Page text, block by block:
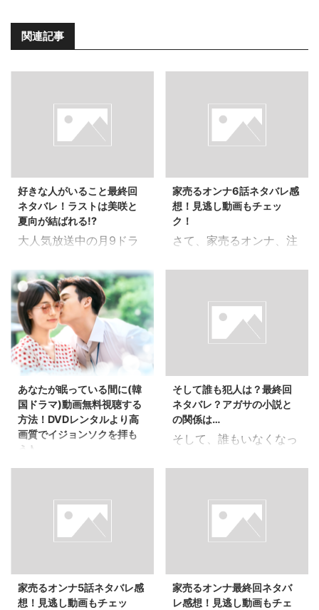
関連記事
好きな人がいること最終回
ネタバレ！ラストは美咲と
夏向が結ばれる!?
大人気放送中の月9ドラ
と」 毎回毎回胸キュン必
須のこのドラマ。 桐谷美
玲演じる美咲と同じよう
に一喜一憂したり、キュ
ンキュンしてしまった
り…何て女子も多いので
は？？ 恋愛ドラマって見
てると本当にこっちまで
キュンキュンしたり、ラ
イバルに本気でイラっと
してしまったり。 ドラマ
に…（笑） でも、それが
恋愛ドラマの醍醐味なん
ですよねー。 今回は三者
だったらこの人かなぁ、
なんて想像しながら楽し
家売るオンナ6話ネタバレ感
想！見逃し動画もチェッ
ク！
さて、家売るオンナ、注
にそのプライドの高さを
利用して、そこを突いて
家を売る売り方はさすが
では万智の過去が遂に明
らかになりましたね！！
万智が家族を失ったとい
う辛い過去があったの
は、予想していた方も多
金に困り、稼ぎたいから
だったのですね。 いつも
あんなオシャレな服装を
いるとは思いませんでし
たが…（笑） さて、今回
あなたが眠っている間に(韓
国ドラマ)動画無料視聴する
方法！DVDレンタルより高
画質でイジョンソクを拝も
う♪
モデル出身のイケメン、
務めるドラマ、 「あなた
が眠っている間に」。
「あなたが寝てる間に」
ク主演の映画があって、
これとごっちゃになりが
ちなのですが、 韓国ドラ
そして誰も犯人は？最終回
ネタバレ？アガサの小説と
の関係は…
そして、誰もいなくなっ
ラマとの呼び声も高い
「そして、誰もいなくな
った」。 謎が謎を呼ぶ展
ですよね！ このドラマ、
原作はないと言われてい
家売るオンナ5話ネタバレ感
想！見逃し動画もチェッ
家売るオンナ最終回ネタバ
レ感想！見逃し動画もチェ